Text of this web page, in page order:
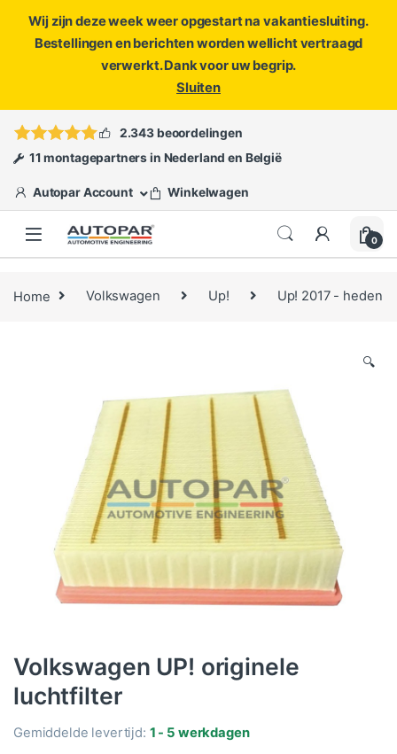
Wij zijn deze week weer opgestart na vakantiesluiting.
Bestellingen en berichten worden wellicht vertraagd
verwerkt. Dank voor uw begrip.
Sluiten
ofopen een ticket
2.343 beoordelingen
11 montagepartners in Nederland en België
Autopar Account Winkelwagen
0
Home Volkswagen Up! Up! 2017 - heden
🔍
Volkswagen UP! originele
luchtfilter
Gemiddelde levertijd: 1 - 5 werkdagen